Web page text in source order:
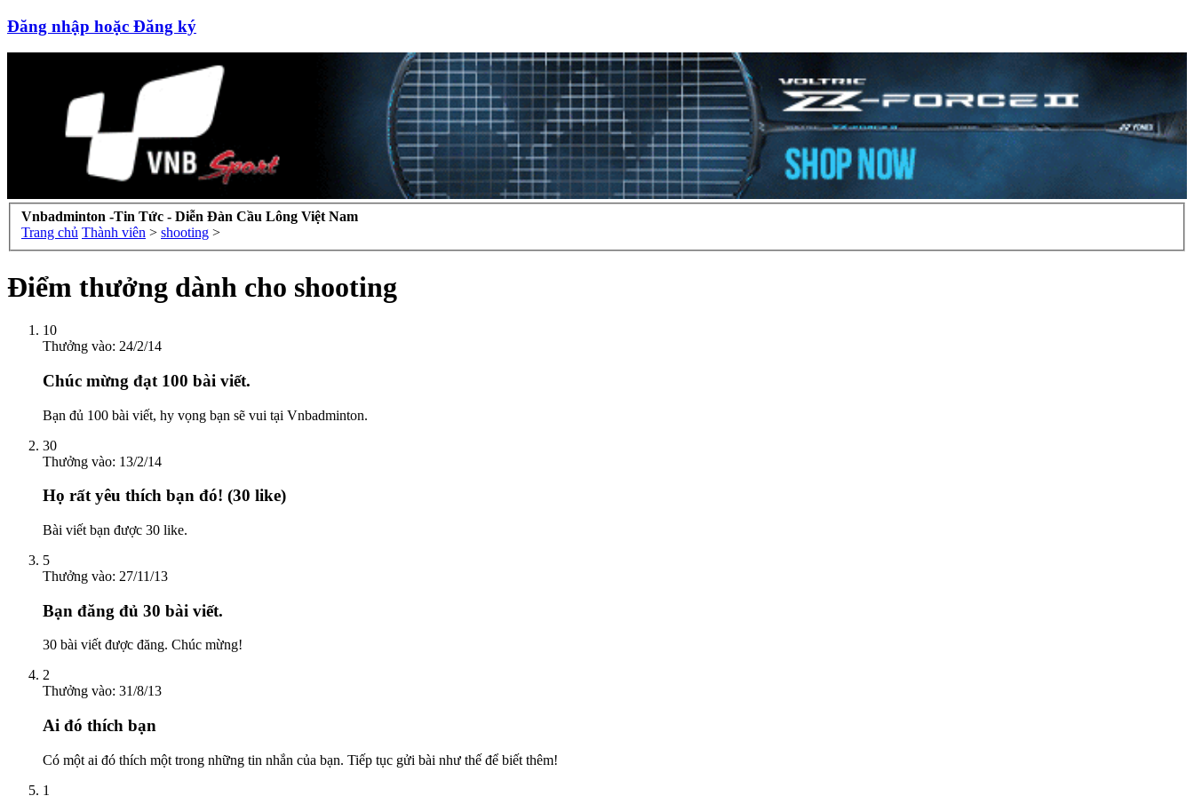
Đăng nhập hoặc Đăng ký
Vnbadminton -Tin Tức - Diễn Đàn Cầu Lông Việt Nam
Trang chủ Thành viên > shooting >
Điểm thưởng dành cho shooting
10
Thưởng vào: 24/2/14
Chúc mừng đạt 100 bài viết.
Bạn đủ 100 bài viết, hy vọng bạn sẽ vui tại Vnbadminton.
30
Thưởng vào: 13/2/14
Họ rất yêu thích bạn đó! (30 like)
Bài viết bạn được 30 like.
5
Thưởng vào: 27/11/13
Bạn đăng đủ 30 bài viết.
30 bài viết được đăng. Chúc mừng!
2
Thưởng vào: 31/8/13
Ai đó thích bạn
Có một ai đó thích một trong những tin nhắn của bạn. Tiếp tục gửi bài như thế để biết thêm!
1